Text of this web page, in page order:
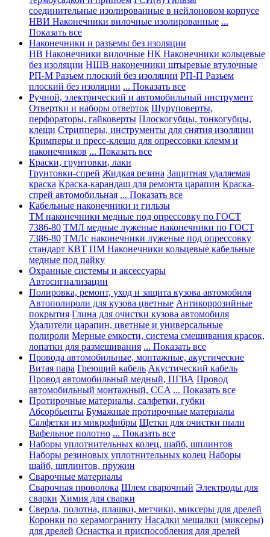
соединительные изолированные в нейлоновом корпусе
НВИ Наконечники вилочные изолированные ...
Показать все
Наконечники и разъемы без изоляции
НВ Наконечники вилочные НК Наконечники кольцевые
без изоляции НШВ наконечники штыревые втулочные
РП-М Разъем плоский без изоляции РП-П Разъем
плоский без изоляции ... Показать все
Ручной, электрический и автомобильный инструмент
Отвертки и наборы отверток Шуруповерты,
перфораторы, гайковерты Плоскогубцы, тонкогубцы,
клещи Стрипперы, инструменты для снятия изоляции
Кримперы и пресс-клещи для опрессовки клемм и
наконечников ... Показать все
Краски, грунтовки, лаки
Грунтовки-спрей Жидкая резина Защитная удаляемая
краска Краска-карандаш для ремонта царапин Краска-
спрей автомобильная ... Показать все
Кабельные наконечники и гильзы
ТМ наконечники медные под опрессовку по ГОСТ
7386-80 ТМЛ медные луженые наконечники по ГОСТ
7386-80 ТМЛс наконечники луженые под опрессовку
стандарт КВТ ПМ Наконечники кольцевые кабельные
медные под пайку
Охранные системы и аксессуары
Автосигнализации
Полировка, ремонт, уход и защита кузова автомобиля
Автополироли для кузова цветные Антикоррозийные
покрытия Глина для очистки кузова автомобиля
Удалители царапин, цветные и универсальные
полироли Мерные емкости, система смешивания красок,
лопатки для размешивания ... Показать все
Провода автомобильные, монтажные, акустические
Витая пара Греющий кабель Акустический кабель
Провод автомобильный медный, ПГВА Провод
автомобильный монтажный, CCA ... Показать все
Протирочные материалы, салфетки, губки
Абсорбьенты Бумажные протирочные материалы
Салфетки из микрофибры Щетки для очистки пыли
Вафельное полотно ... Показать все
Наборы уплотнительных колец, шайб, шплинтов
Наборы резиновых уплотнительных колец Наборы
шайб, шплинтов, пружин
Сварочные материалы
Сварочная проволока Шлем сварочный Электроды для
сварки Химия для сварки
Сверла, полотна, плашки, метчики, миксеры для дрелей
Коронки по керамограниту Насадки мешалки (миксеры)
для дрелей Оснастка и приспособления для дрелей